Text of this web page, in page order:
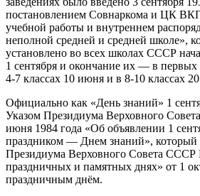
постановлением Совнаркома и ЦК
учебной работы и внутреннем
неполной средней и средней школе»,
установлено во всех школах СССР
1 сентября и окончание их — в первых
4-7 классах 10 июня и в 8-10 классах
Официально как «День знаний» 1
Указом Президиума Верховного
июня 1984 года «Об объявлении 1
праздником — Днем знаний», который
Президиума Верховного Совета
праздничных и памятных днях» от 1
праздничным днём.